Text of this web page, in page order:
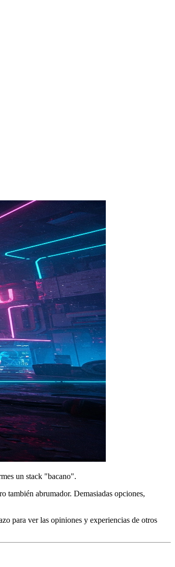
un stack "bacano".
también abrumador. Demasiadas opciones,
para ver las opiniones y experiencias de otros